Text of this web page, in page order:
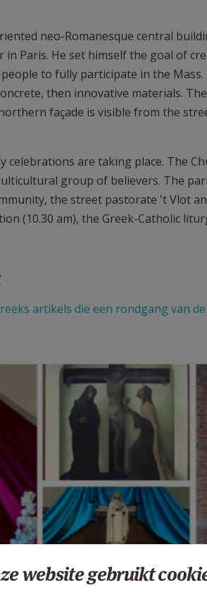
neo-Romanesque central
Paris. He set himself the goal of
to fully participate in the
then innovative materials.
façade is visible from the
are taking place. The
group of believers. The
the street pastorate 't Vlot
(10.30 am), the Greek-Catholic
reeks artikels die een rondgang van
website gebruikt